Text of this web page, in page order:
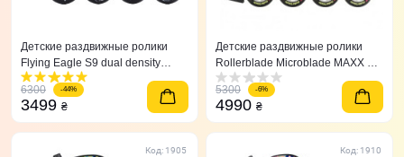
Детские раздвижные ролики
Flying Eagle S9 dual density
синие 27-31
6300
-44%
3499 ₴
Детские раздвижные ролики
Rollerblade Microblade MAXX G
36,5-40,5
5300
-6%
4990 ₴
Код: 1905 Код: 1910